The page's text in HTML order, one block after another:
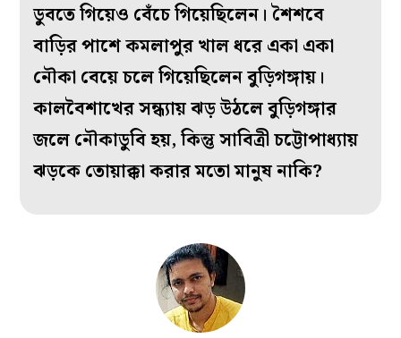
ডুবতে গিয়েও বেঁচে গিয়েছিলেন। শৈশবে
বাড়ির পাশে কমলাপুর খাল ধরে একা একা
নৌকা বেয়ে চলে গিয়েছিলেন বুড়িগঙ্গায়।
কালবৈশাখের সন্ধ্যায় ঝড় উঠলে বুড়িগঙ্গার
জলে নৌকাডুবি হয়, কিন্তু সাবিত্রী চট্টোপাধ্যায়
ঝড়কে তোয়াক্কা করার মতো মানুষ নাকি?